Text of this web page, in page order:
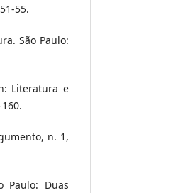
55.
São Paulo:
Literatura e
n. 1,
Paulo: Duas